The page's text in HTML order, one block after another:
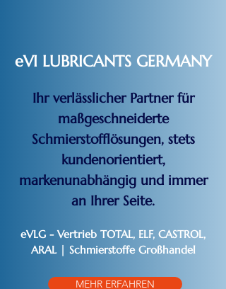
eVI LUBRICANTS GERMANY
Ihr verlässlicher Partner für
maßgeschneiderte
Schmierstofflösungen, stets
kundenorientiert,
markenunabhängig und immer
an Ihrer Seite.
eVLG - Vertrieb TOTAL, ELF, CASTROL,
ARAL | Schmierstoffe Großhandel
MEHR ERFAHREN